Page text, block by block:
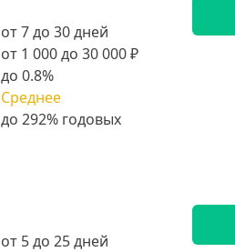
от 7 до 30 дней
от 1 000 до 30 000 ₽
до 0.8%
Среднее
от 5 до 25 дней